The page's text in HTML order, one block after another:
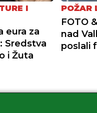
I
eura za
Sredstva
i Žuta
POŽAR
FOTO
nad
poslali